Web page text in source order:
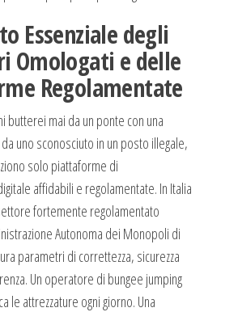
Essenziale degli
Omologati e delle
Regolamentate
butterei mai da un ponte con una
uno sconosciuto in un posto illegale,
solo piattaforme di
affidabili e regolamentate. In Italia
fortemente regolamentato
Autonoma dei Monopoli di
parametri di correttezza, sicurezza
Un operatore di bungee jumping
le attrezzature ogni giorno. Una